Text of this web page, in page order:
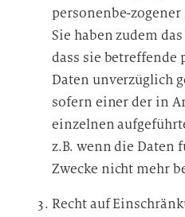
personenbe-
Sie haben zudem
dass sie betreffende
Daten unverzüglich
sofern einer der in
einzelnen
z.B. wenn die Daten
Zwecke nicht mehr
Recht auf